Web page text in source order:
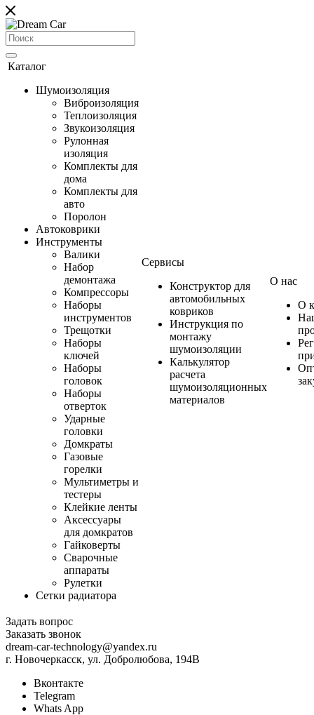
Каталог
Шумоизоляция
Виброизоляция
Теплоизоляция
Звукоизоляция
Рулонная
изоляция
Комплекты для
дома
Комплекты для
авто
Поролон
Автоковрики
Инструменты
Валики
Набор
демонтажа
Компрессоры
Наборы
инструментов
Трещотки
Наборы
ключей
Наборы
головок
Наборы
отверток
Ударные
головки
Домкраты
Газовые
горелки
Мультиметры и
тестеры
Клейкие ленты
Аксессуары
для домкратов
Гайковерты
Сварочные
аппараты
Рулетки
Сетки радиатора
Сервисы
Конструктор для
автомобильных
ковриков
Инструкция по
монтажу
шумоизоляции
Калькулятор
расчета
шумоизоляционных
материалов
О нас
О
Задать вопрос
Заказать звонок
dream-car-technology@yandex.ru
г. Новочеркасск, ул. Добролюбова, 194В
Вконтакте
Telegram
Whats App